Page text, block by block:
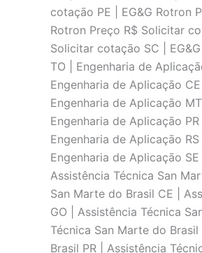
cotaçāo PE | EG&G Rotron
Rotron Preço R$ Solicitar
Solicitar cotaçāo SC |
TO | Engenharia de
Engenharia de Aplicaçāo
Engenharia de Aplicaçāo
Engenharia de Aplicaçāo
Engenharia de Aplicaçāo
Engenharia de Aplicaçāo
Assistência Técnica San
San Marte do Brasil CE |
GO | Assistência Técnica
Técnica San Marte do
Brasil PR | Assistência